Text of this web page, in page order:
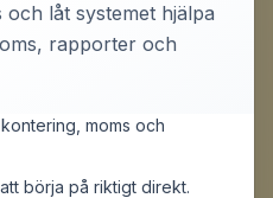
låt systemet hjälpa
rapporter och
moms och
börja på riktigt direkt.
MrPotato jobba